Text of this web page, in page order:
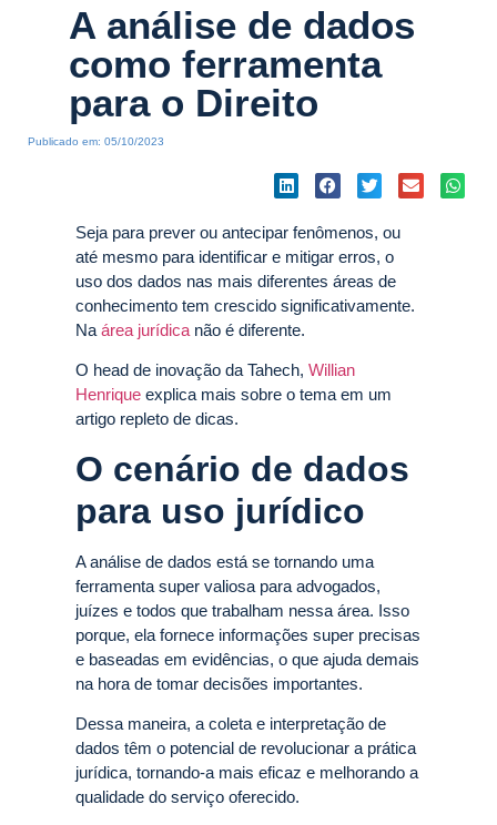
A análise de dados
como ferramenta
para o Direito
Publicado em: 05/10/2023
Seja para prever ou antecipar fenômenos, ou
até mesmo para identificar e mitigar erros, o
uso dos dados nas mais diferentes áreas de
conhecimento tem crescido significativamente.
Naárea jurídica não é diferente.
O head de inovação da Tahech, Willian
Henrique explica mais sobre o tema em um
artigo repleto de dicas.
O cenário de dados
para uso jurídico
A análise de dados está se tornando uma
ferramenta super valiosa para advogados,
juízes e todos que trabalham nessa área. Isso
porque, ela fornece informações super precisas
e baseadas em evidências, o que ajuda demais
na hora de tomar decisões importantes.
Dessa maneira, a coleta e interpretação de
dados têm o potencial de revolucionar a prática
jurídica, tornando-a mais eficaz e melhorando a
qualidade do serviço oferecido.